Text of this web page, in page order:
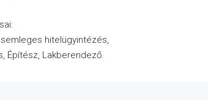
hitelügyintézés,
Építész, Lakberendező.